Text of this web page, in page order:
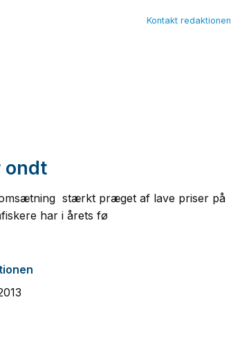
Kontakt redaktionen
ondt
stærkt præget af lave priser på
har i årets fø